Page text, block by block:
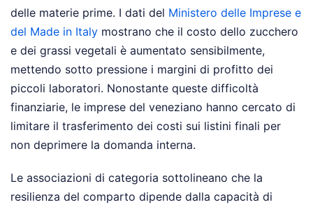
delle materie prime. I dati del Ministero delle Imprese e
del Made in Italy mostrano che il costo dello zucchero
e dei grassi vegetali è aumentato sensibilmente,
mettendo sotto pressione i margini di profitto dei
piccoli laboratori. Nonostante queste difficoltà
finanziarie, le imprese del veneziano hanno cercato di
limitare il trasferimento dei costi sui listini finali per
non deprimere la domanda interna.
Le associazioni di categoria sottolineano che la
resilienza del comparto dipende dalla capacità di